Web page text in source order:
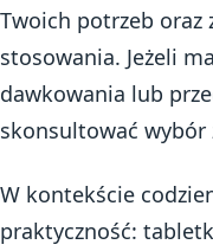
Twoich potrzeb oraz
stosowania. Jeżeli
dawkowania lub
skonsultować
W kontekście
praktyczność: